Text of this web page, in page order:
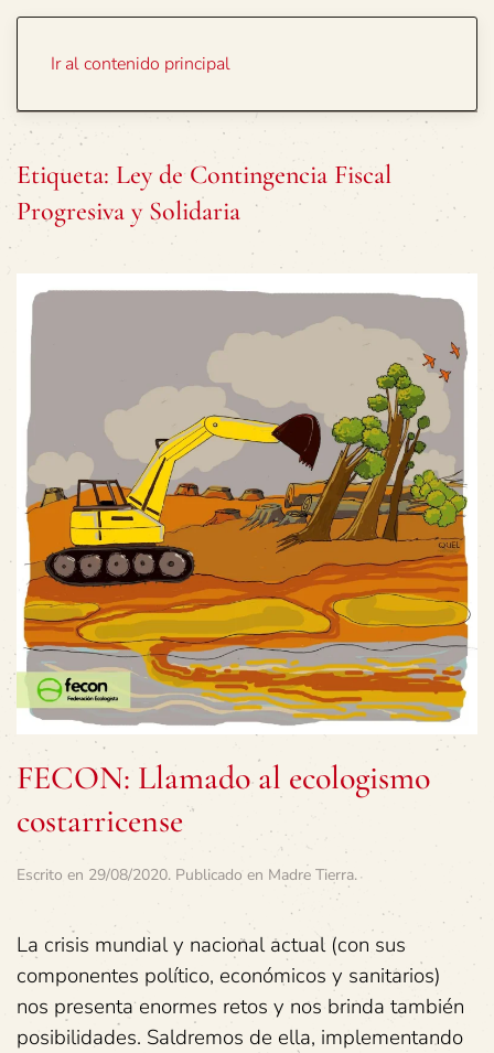
Ir al contenido principal
Etiqueta: Ley de Contingencia Fiscal
Progresiva y Solidaria
FECON: Llamado al ecologismo
costarricense
Escrito en 29/08/2020. Publicado en Madre Tierra.
La crisis mundial y nacional actual (con sus
componentes político, económicos y sanitarios)
nos presenta enormes retos y nos brinda también
posibilidades. Saldremos de ella, implementando